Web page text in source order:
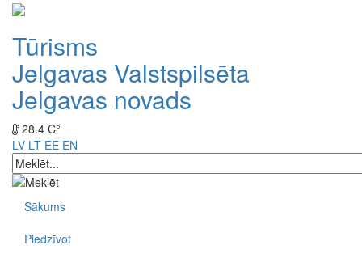
Tūrisms
Jelgavas Valstspilsēta
Jelgavas novads
28.4 C°
LV LT EE EN
Sākums
Piedzīvot